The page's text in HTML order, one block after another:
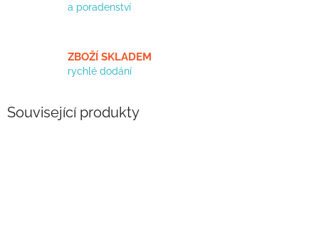
a poradenství
ZBOŽÍ SKLADEM
rychlé dodání
Související produkty